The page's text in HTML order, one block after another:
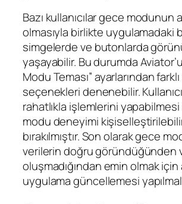
Bazı kullanıcılar gece modunun
olmasıyla birlikte uygulamadaki
simgelerde ve butonlarda
yaşayabilir. Bu durumda
Modu Teması” ayarlarından
seçenekleri denenebilir.
rahatlıkla işlemlerini
modu deneyimi
bırakılmıştır. Son olarak gece
verilerin doğru göründüğünden
oluşmadığından emin olmak için
uygulama güncellemesi